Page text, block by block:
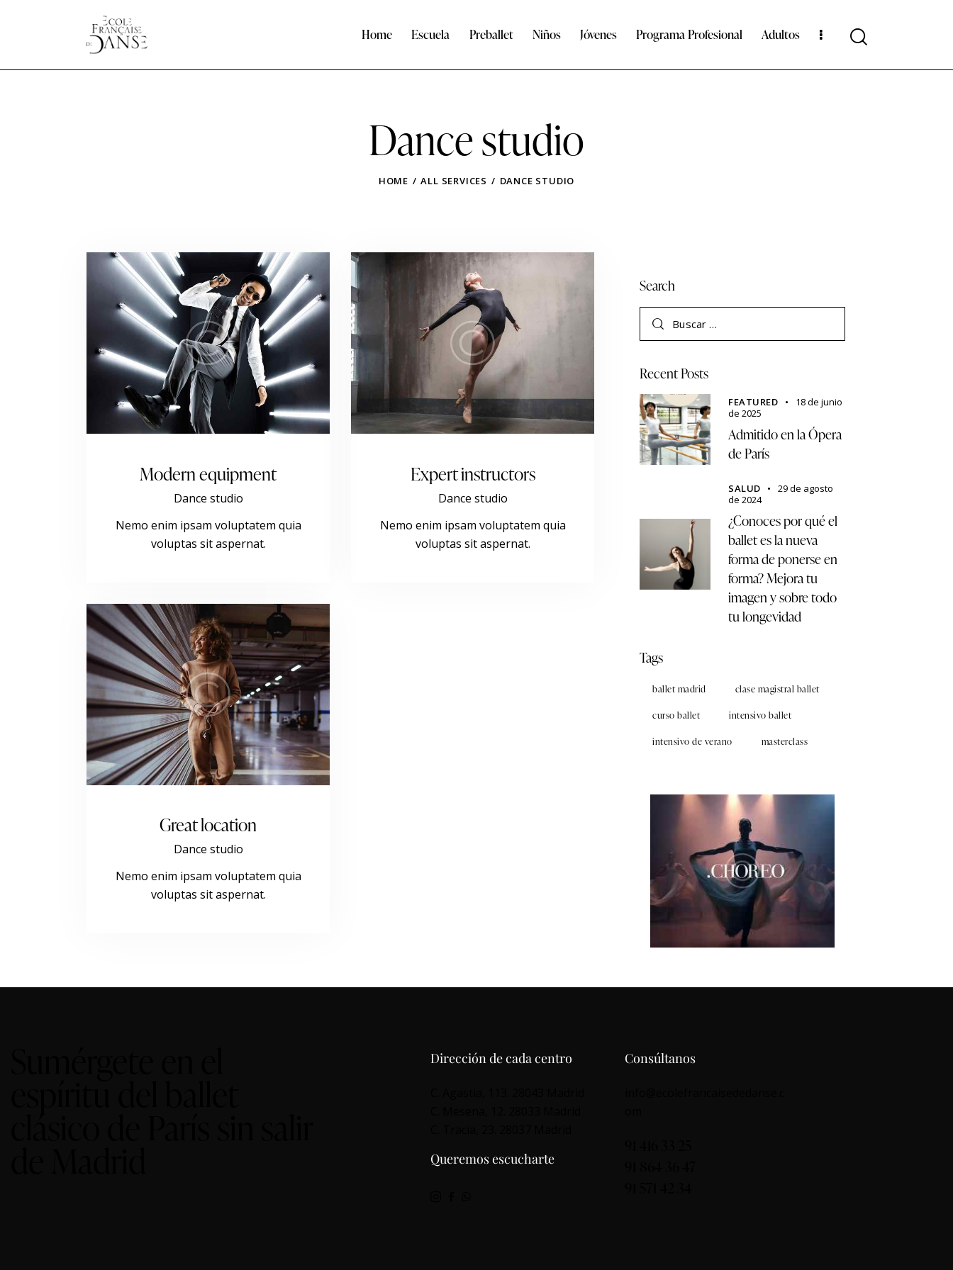
Home Escuela Preballet Niños Jóvenes Programa Profesional Adultos
Dance studio
HOME ALL SERVICES DANCE STUDIO
Modern equipment
Dance studio
Nemo enim ipsam voluptatem quia
voluptas sit aspernat.
Expert instructors
Dance studio
Nemo enim ipsam voluptatem quia
voluptas sit aspernat.
Great location
Dance studio
Nemo enim ipsam voluptatem quia
voluptas sit aspernat.
Search
Recent Posts
FEATURED
18 de junio
de 2025
Admitido en la Ópera
de París
SALUD
29 de agosto
de 2024
¿Conoces por qué el
ballet es la nueva
forma de ponerse en
forma? Mejora tu
imagen y sobre todo
tu longevidad
Tags
ballet madrid clase magistral ballet
curso ballet intensivo ballet
intensivo de verano masterclass
Dirección de cada centro
Queremos escucharte
Consúltanos